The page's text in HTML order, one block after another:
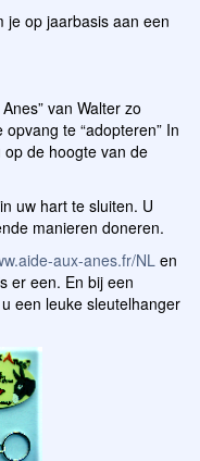
je op jaarbasis aan een
van Walter zo
te “adopteren” In
de hoogte van de
uw hart te sluiten. U
manieren doneren.
aux-anes.fr/NL en
er een. En bij een
een leuke sleutelhanger